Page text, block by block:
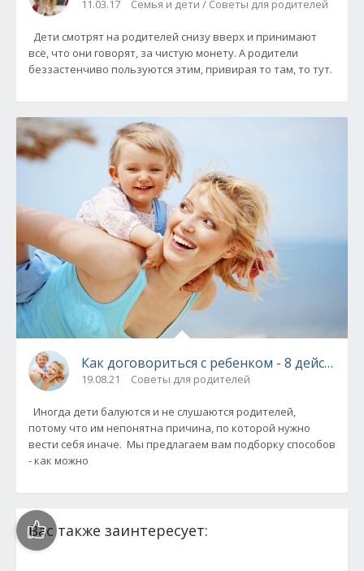
11.03.17 Семья и дети / Советы для родителей
Дети смотрят на родителей снизу вверх и принимают
всё, что они говорят, за чистую монету. А родители
беззастенчиво пользуются этим, привирая то там, то тут.
Как договориться с ребенком - 8
19.08.21 Советы для родителей
Иногда дети балуются и не слушаются родителей,
потому что им непонятна причина, по которой нужно
вести себя иначе. Мы предлагаем вам подборку способов
- как можно
Вас также заинтересует: